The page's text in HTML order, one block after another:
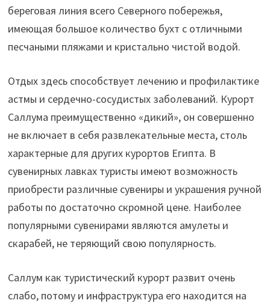
береговая линия всего Северного побережья,
имеющая большое количество бухт с отличными
песчаными пляжами и кристально чистой водой.
Отдых здесь способствует лечению и профилактике
астмы и сердечно-сосудистых заболеваний. Курорт
Саллума преимущественно «дикий», он совершенно
не включает в себя развлекательные места, столь
характерные для других курортов Египта. В
сувенирных лавках туристы имеют возможность
приобрести различные сувениры и украшения ручной
работы по достаточно скромной цене. Наиболее
популярными сувенирами являются амулеты и
скарабей, не теряющий свою популярность.
Саллум как туристический курорт развит очень
слабо, потому и инфраструктура его находится на